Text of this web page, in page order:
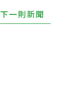
下一則新聞